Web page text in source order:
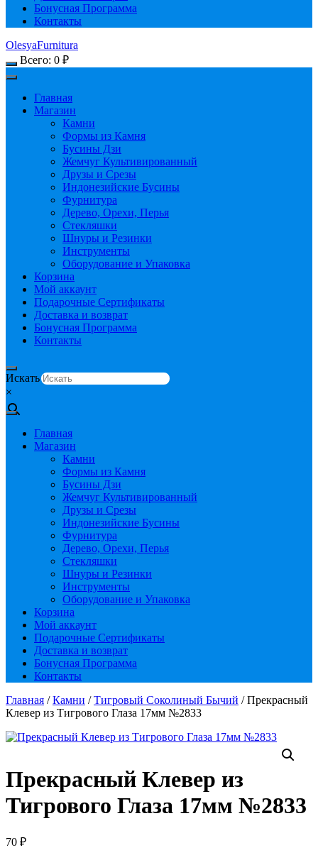
Бонусная Программа
Контакты
OlesyaFurnitura
Всего: 0 ₽
Главная
Магазин
Камни
Формы из Камня
Бусины Дзи
Жемчуг Культивированный
Друзы и Срезы
Индонезийские Бусины
Фурнитура
Дерево, Орехи, Перья
Стекляшки
Шнуры и Резинки
Инструменты
Оборудование и Упаковка
Корзина
Мой аккаунт
Подарочные Сертификаты
Доставка и возврат
Бонусная Программа
Контакты
Искать
×
Главная
Магазин
Камни
Формы из Камня
Бусины Дзи
Жемчуг Культивированный
Друзы и Срезы
Индонезийские Бусины
Фурнитура
Дерево, Орехи, Перья
Стекляшки
Шнуры и Резинки
Инструменты
Оборудование и Упаковка
Корзина
Мой аккаунт
Подарочные Сертификаты
Доставка и возврат
Бонусная Программа
Контакты
Главная /Камни /Тигровый Соколиный Бычий / Прекрасный
Клевер из Тигрового Глаза 17мм №2833
Прекрасный Клевер из
Тигрового Глаза 17мм №2833
70 ₽